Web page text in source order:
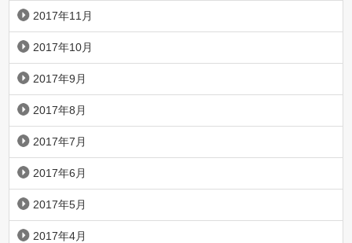
2017年11月
2017年10月
2017年9月
2017年8月
2017年7月
2017年6月
2017年5月
2017年4月